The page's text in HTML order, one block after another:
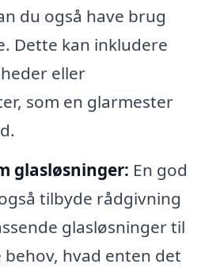
du også have brug
Dette kan inkludere
eller
som en glarmester
glasløsninger: En god
tilbyde rådgivning
glasløsninger til
behov, hvad enten det